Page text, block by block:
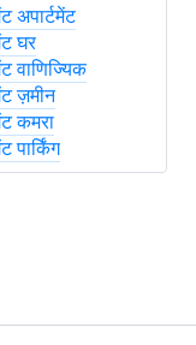
अपार्टमेंट
घर
वाणिज्यिक
ज़मीन
कमरा
पार्किंग